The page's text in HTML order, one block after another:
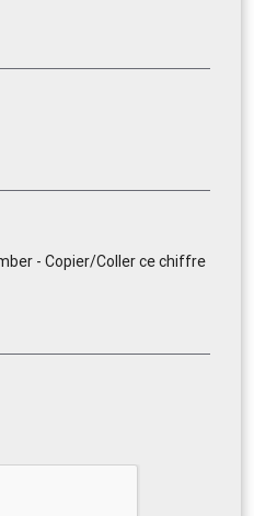
- Copier/Coller ce chiffre